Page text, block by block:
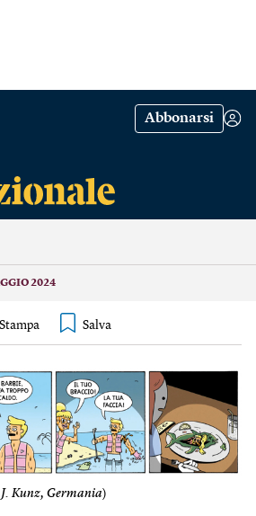
Abbonarsi
2024
Stampa
Kunz, Germania)